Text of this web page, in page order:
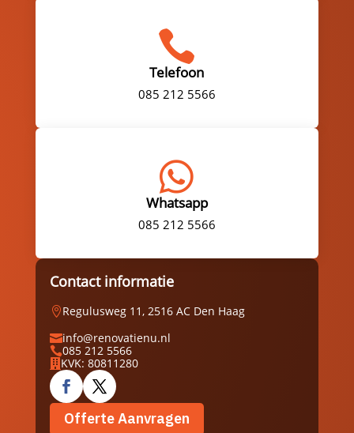

Telefoon
085 212 5566

Whatsapp
085 212 5566
Contact informatie
Regulusweg 11, 2516 AC Den Haag
info@renovatienu.nl
085 212 5566
 KVK: 80811280
Offerte Aanvragen